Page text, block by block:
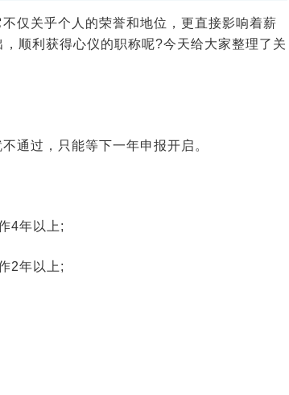
仅关乎个人的荣誉和地位，更直接影响着薪
顺利获得心仪的职称呢?今天给大家整理了关
通过，只能等下一年申报开启。
4年以上;
2年以上;